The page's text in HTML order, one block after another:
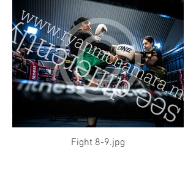
Fight 8-9.jpg